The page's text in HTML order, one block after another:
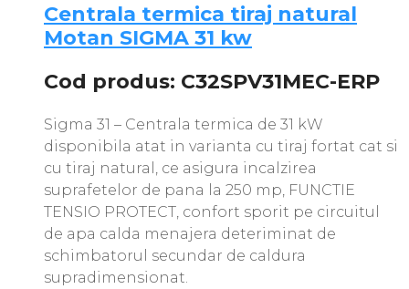
Centrala termica tiraj natural
Motan SIGMA 31 kw
Cod produs: C32SPV31MEC-ERP
Sigma 31 – Centrala termica de 31 kW
disponibila atat in varianta cu tiraj fortat cat si
cu tiraj natural, ce asigura incalzirea
suprafetelor de pana la 250 mp, FUNCTIE
TENSIO PROTECT, confort sporit pe circuitul
de apa calda menajera deteriminat de
schimbatorul secundar de caldura
supradimensionat.